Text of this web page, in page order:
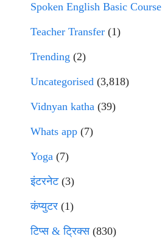
Spoken English Basic Course
Teacher Transfer (1)
Trending (2)
Uncategorised (3,818)
Vidnyan katha (39)
Whats app (7)
Yoga (7)
इंटरनेट(3)
कंप्युटर (1)
टिप्स & ट्रिक्स(830)